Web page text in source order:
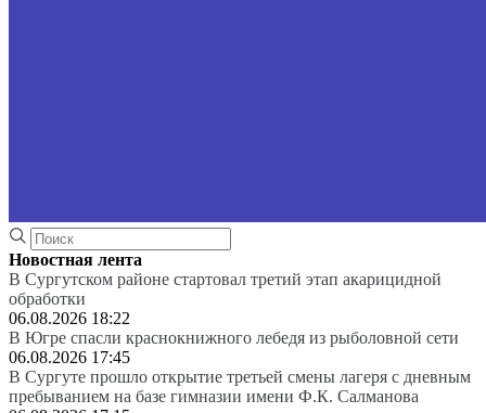
Новостная лента
В Сургутском районе стартовал третий этап акарицидной
обработки
06.08.2026 18:22
В Югре спасли краснокнижного лебедя из рыболовной сети
06.08.2026 17:45
В Сургуте прошло открытие третьей смены лагеря с дневным
пребыванием на базе гимназии имени Ф.К. Салманова